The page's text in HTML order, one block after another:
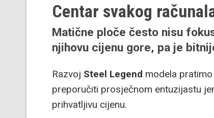
Centar svakog
Matične ploče često nisu
njihovu cijenu gore, pa je
Razvoj Steel Legend modela
preporučiti prosječnom entuzijastu
prihvatljivu cijenu.